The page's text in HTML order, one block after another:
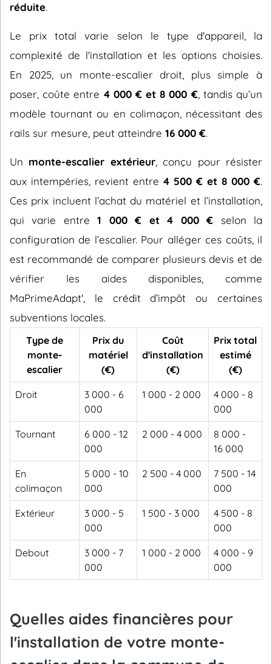
réduite.
Le prix total varie selon le type d'appareil, la
complexité de l'installation et les options choisies.
En 2025, un monte-escalier droit, plus simple à
poser, coûte entre 4 000 € et 8 000 € , tandis qu’un
modèle tournant ou en colimaçon, nécessitant des
rails sur mesure, peut atteindre 16 000 €.
Un monte-escalier extérieur, conçu pour résister
aux intempéries, revient entre 4 500 € et 8 000 €.
Ces prix incluent l’achat du matériel et l’installation,
qui varie entre1 000 € et 4 000 € selon la
configuration de l’escalier. Pour alléger ces coûts, il
est recommandé de comparer plusieurs devis et de
vérifier les aides disponibles, comme
MaPrimeAdapt', le crédit d’impôt ou certaines
subventions locales.
Type de
monte-
escalier
Prix du
matériel
(€)
Coût
d'installation
(€)
Prix total
estimé
(€)
Droit
3 000 - 6
000
1 000 - 2 000
4 000 - 8
000
Tournant
6 000 - 12
000
2 000 - 4 000
8 000 -
16 000
En
colimaçon
5 000 - 10
000
2 500 - 4 000
7 500 - 14
000
Extérieur
3 000 - 5
000
1 500 - 3 000
4 500 - 8
000
Debout
3 000 - 7
000
1 000 - 2 000
4 000 - 9
000
Quelles aides financières pour
l'installation de votre monte-